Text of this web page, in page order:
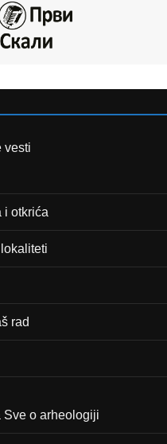
vesti
i otkrića
rad
Sve o arheologiji